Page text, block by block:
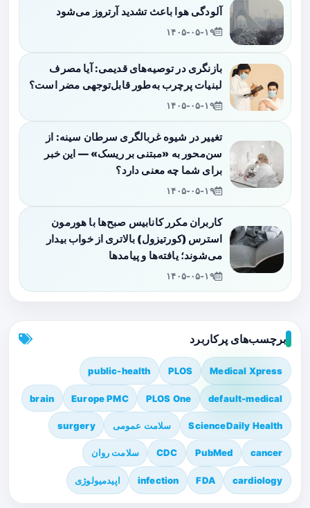
آلودگی هوا باعث تشدید آرتروز می‌شود
۱۴۰۵-۰۵-۱۹
بازنگری در توصیه‌های قدیمی: آیا مصرف
لبنیات پرچرب به‌طور قابل‌توجهی مضر است؟
۱۴۰۵-۰۵-۱۹
تغییر در شیوه غربالگری سرطان سینه: از
سن‌محور به «مبتنی بر ریسک» — این خبر
برای شما چه معنی دارد؟
۱۴۰۵-۰۵-۱۹
کاربران مکرر کانابیس صبح‌ها با هورمون
استرس (کورتیزول) بالاتری از خواب بیدار
می‌شوند؛ یافته‌ها و پیامدها
۱۴۰۵-۰۵-۱۹
برچسب‌های پرکاربرد
Medical Xpress
PLOS
public-health
default-medical
PLOS One
Europe PMC
brain
ScienceDaily Health سلامت عمومی surgery
cancer
PubMed
CDC سلامت روان
cardiology
FDA
infection اپیدمیولوژی